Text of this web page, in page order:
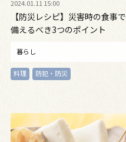
2024.01.11 15:00
【防災レシピ】災害時の食事で
備えるべき3つのポイント
暮らし
料理 防犯・防災